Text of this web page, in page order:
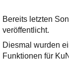
Bereits letzten
veröffentlicht.
Diesmal wurden
Funktionen für
bereithält!
Wie z.B.
GMail,
oder auch